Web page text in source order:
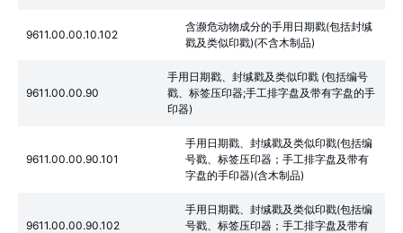
9611.00.00.10.102
含濒危动物成分的手用日期戳(包括封缄
戳及类似印戳)(不含木制品)
9611.00.00.90
手用日期戳、封缄戳及类似印戳 (包括编号
戳、标签压印器;手工排字盘及带有字盘的手
印器)
9611.00.00.90.101
手用日期戳、封缄戳及类似印戳(包括编
号戳、标签压印器；手工排字盘及带有
字盘的手印器)(含木制品)
9611.00.00.90.102
手用日期戳、封缄戳及类似印戳(包括编
号戳、标签压印器；手工排字盘及带有